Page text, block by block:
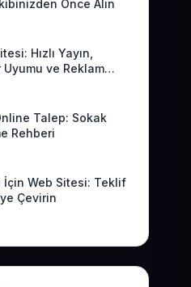
Önce Alın
Hızlı Yayın,
ve Reklam
Talep: Sokak
Rehberi
İçin Web Sitesi: Teklif
Çevirin